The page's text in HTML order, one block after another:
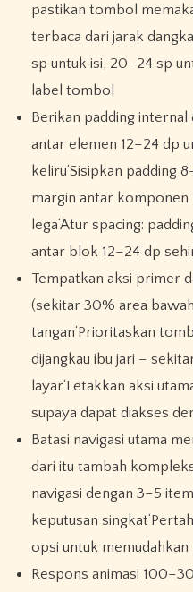
pastikan tombol
terbaca dari jarak
sp untuk isi, 20–24 sp
label tombol
Berikan padding
antar elemen 12–24 dp
keliru‘Sisipkan padding
margin antar komponen
lega‘Atur spacing:
antar blok 12–24 dp
Tempatkan aksi primer
(sekitar 30% area
tangan‘Prioritaskan
dijangkau ibu jari –
layar‘Letakkan aksi
supaya dapat diakses
Batasi navigasi utama
dari itu tambah
navigasi dengan 3–5
keputusan
opsi untuk
Respons animasi